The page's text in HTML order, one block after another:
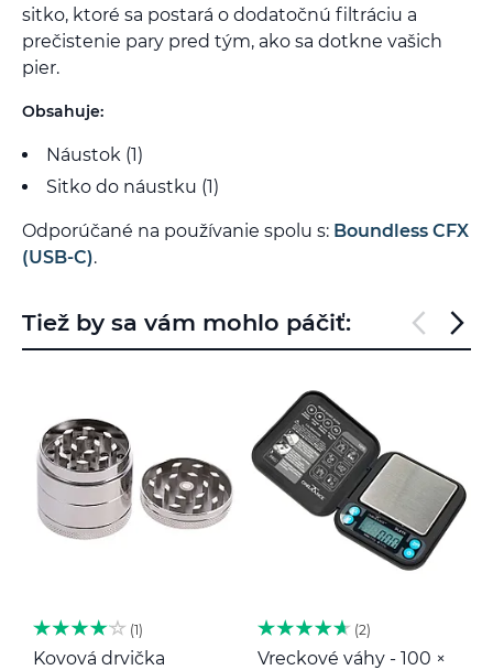
sitko, ktoré sa postará o dodatočnú filtráciu a
prečistenie pary pred tým, ako sa dotkne vašich
pier.
Obsahuje:
Náustok (1)
Sitko do náustku (1)
Odporúčané na používanie spolu s: Boundless CFX
(USB-C).
Tiež by sa vám mohlo páčiť:
1
Kovová drvička
2
Vreckové váhy - 100 ×